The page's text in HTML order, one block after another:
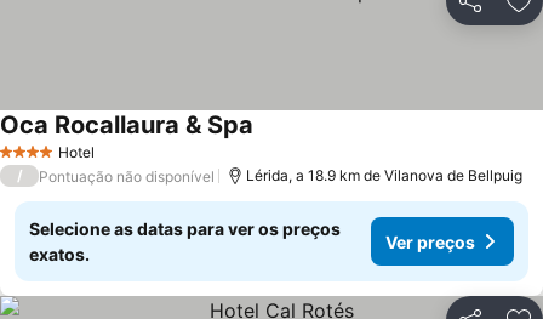
Partilhar
4 EstrelasHotel
Oca Rocallaura & Spa
/ Pontuação não disponível Lérida, a 18.9 km de Vilanova de Bellpuig
Selecione as datas para ver os preços
exatos.
Ver preços